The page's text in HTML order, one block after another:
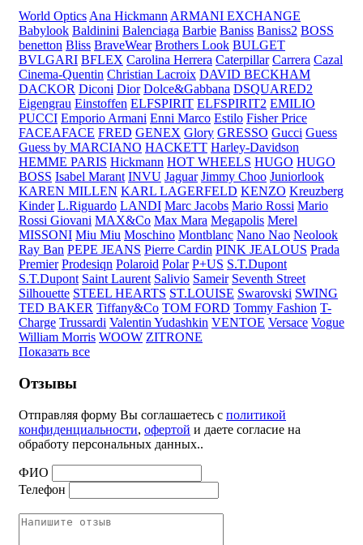
World Optics Ana Hickmann ARMANI EXCHANGE
Babylook Baldinini Balenciaga Barbie Baniss Baniss2 BOSS
benetton Bliss BraveWear Brothers Look BULGET
BVLGARI BFLEX Carolina Herrera Caterpillar Carrera Cazal
Cinema-Quentin Christian Lacroix DAVID BECKHAM
DACKOR Diconi Dior Dolce&Gabbana DSQUARED2
Eigengrau Einstoffen ELFSPIRIT ELFSPIRIT2 EMILIO
PUCCI Emporio Armani Enni Marco Estilo Fisher Price
FACEAFACE FRED GENEX Glory GRESSO Gucci Guess
Guess by MARCIANO HACKETT Harley-Davidson
HEMME PARIS Hickmann HOT WHEELS HUGO HUGO
BOSS Isabel Marant INVU Jaguar Jimmy Choo Juniorlook
KAREN MILLEN KARL LAGERFELD KENZO Kreuzberg
Kinder L.Riguardo LANDI Marc Jacobs Mario Rossi Mario
Rossi Giovani MAX&Co Max Mara Megapolis Merel
MISSONI Miu Miu Moschino Montblanc Nano Nao Neolook
Ray Ban PEPE JEANS Pierre Cardin PINK JEALOUS Prada
Premier Prodesiqn Polaroid Polar P+US S.T.Dupont
S.T.Dupont Saint Laurent Salivio Sameir Seventh Street
Silhouette STEEL HEARTS ST.LOUISE Swarovski SWING
TED BAKER Tiffany&Co TOM FORD Tommy Fashion T-
Charge Trussardi Valentin Yudashkin VENTOE Versace Vogue
William Morris WOOW ZITRONE
Показать все
Отзывы
Отправляя форму Вы соглашаетесь с политикой
конфиденциальности, офертой и даете согласие на
обработу персональных данных..
ФИО
Телефон